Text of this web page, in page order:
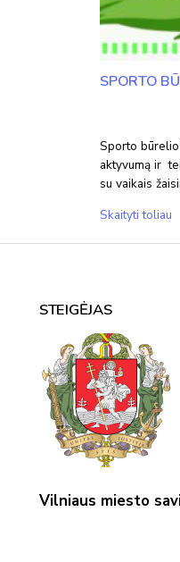
SPORTO
Sporto
aktyvumą ir
su vaikais
Skaityti toliau
STEIGĖJAS
Vilniaus miesto